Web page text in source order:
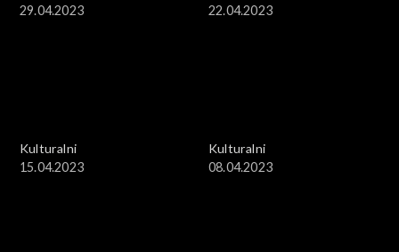
29.04.2023
22.04.2023
Kulturalni
15.04.2023
Kulturalni
08.04.2023